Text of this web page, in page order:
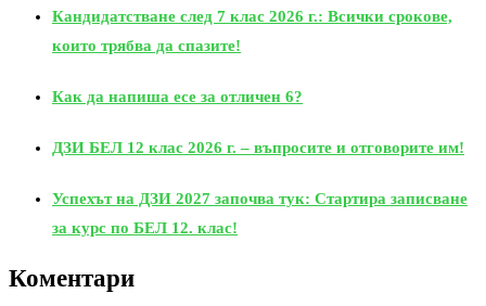
Кандидатстване след 7 клас 2026 г.: Всички срокове,
които трябва да спазите!
Как да напиша есе за отличен 6?
ДЗИ БЕЛ 12 клас 2026 г. – въпросите и отговорите им!
Успехът на ДЗИ 2027 започва тук: Стартира записване
за курс по БЕЛ 12. клас!
Коментари